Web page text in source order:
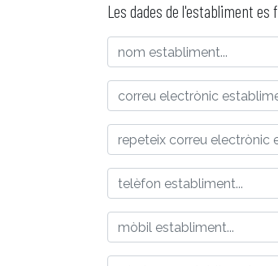
Les dades de l'establiment es